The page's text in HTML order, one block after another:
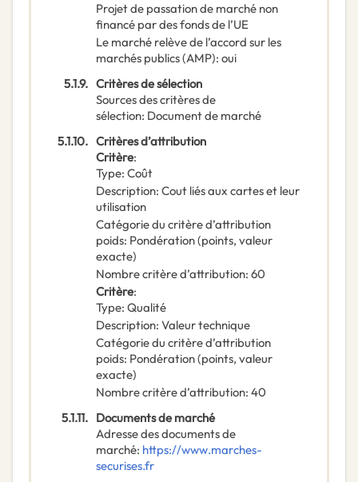
Projet de passation de marché non
financé par des fonds de l’UE
Le marché relève de l’accord sur les
marchés publics (AMP): oui
5.1.9. Critères de sélection
Sources des critères de
sélection: Document de marché
5.1.10. Critères d’attribution
Critère:
Type: Coût
Description: Cout liés aux cartes et leur
utilisation
Catégorie du critère d’attribution
poids: Pondération (points, valeur
exacte)
Nombre critère d’attribution: 60
Critère:
Type: Qualité
Description: Valeur technique
Catégorie du critère d’attribution
poids: Pondération (points, valeur
exacte)
Nombre critère d’attribution: 40
5.1.11. Documents de marché
Adresse des documents de
marché: https://www.marches-
securises.fr